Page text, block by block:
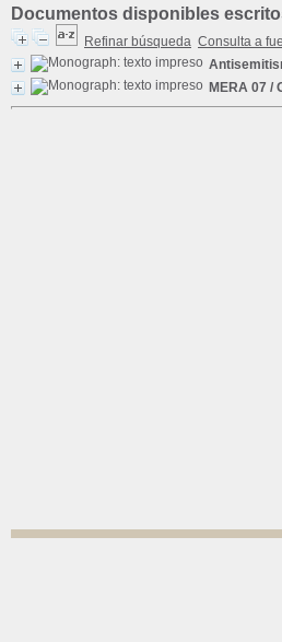
Documentos disponibles
Refinar búsqueda Consulta a
MERA 07 /